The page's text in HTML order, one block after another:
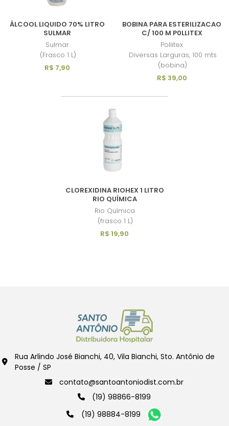
ÁLCOOL LIQUIDO 70% LITRO
SULMAR
Sulmar
(Frasco 1 L)
R$ 7,90
BOBINA PARA ESTERILIZACAO
C/ 100 M P0LLITEX
Pollitex
Diversas Larguras, 100 mts
(bobina)
R$ 39,00
CLOREXIDINA RIOHEX 1 LITRO
RIO QUÍMICA
Rio Química
(frasco 1 L)
R$ 19,90
Rua Arlindo José Bianchi, 40, Vila Bianchi, Sto. Antônio de
Posse / SP
contato@santoantoniodist.com.br
(19) 98866-8199
(19) 98884-8199